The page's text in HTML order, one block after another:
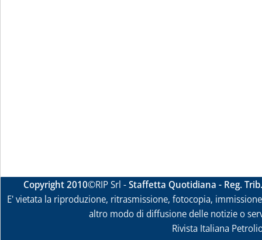
Copyright 2010©RIP Srl -Staffetta Quotidiana - Reg.
E' vietata la riproduzione, ritrasmissione, fotocopia,
altro modo di diffusione delle notizie o
Rivista Italiana